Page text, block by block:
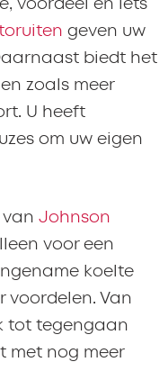
voordeel en iets
geven uw
biedt het
zoals meer
U heeft
om uw eigen
van Johnson
voor een
koelte
voordelen. Van
tot tegengaan
met nog meer